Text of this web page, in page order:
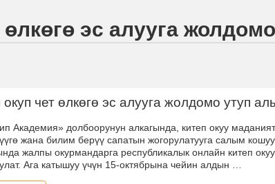
өлкөгө эс алууга
окуп чет өлкөгө эс алууга жолдомо утуп
Академия» долбоорунун алкагында, китеп окуу
жана билим берүү сапатын жогорулатууга салым кошуу
жалпы окурмандарга республикалык онлайн китеп
Ага катышуу үчүн 15-октябрына чейин алдын …